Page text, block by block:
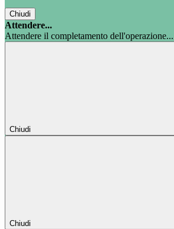
Chiudi
Attendere...
Attendere il completamento dell'operazione...
Chiudi
Chiudi